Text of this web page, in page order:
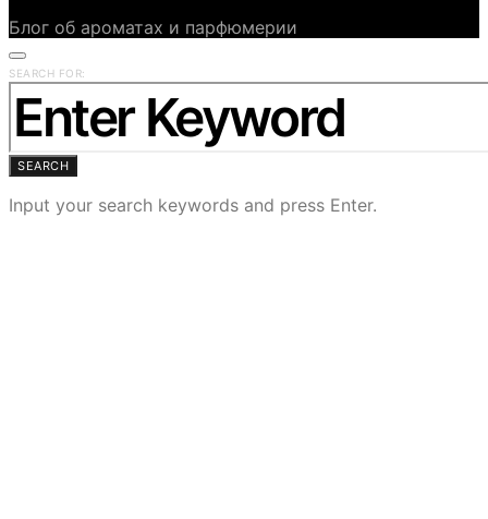
Блог об ароматах и парфюмерии
SEARCH FOR:
SEARCH
Input your search keywords and press Enter.